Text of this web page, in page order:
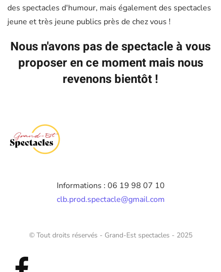
des spectacles d'humour, mais également des spectacles
jeune et très jeune publics près de chez vous !
Nous n'avons pas de spectacle à vous
proposer en ce moment mais nous
revenons bientôt !
Informations : 06 19 98 07 10
clb.prod.spectacle@gmail.com
© Tout droits réservés - Grand-Est spectacles - 2025